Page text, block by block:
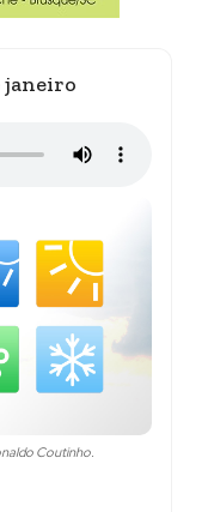
janeiro
Coutinho.